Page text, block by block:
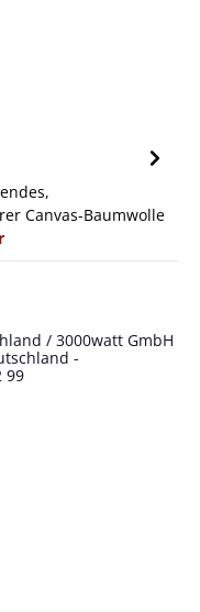
Canvas-Baumwolle
/ 3000watt GmbH
-
99